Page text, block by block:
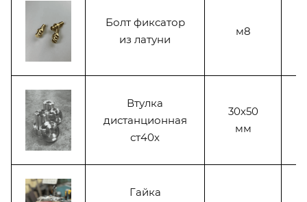
Болт фиксатор
из латуни
м8
Втулка
дистанционная
ст40х
30х50
мм
Гайка